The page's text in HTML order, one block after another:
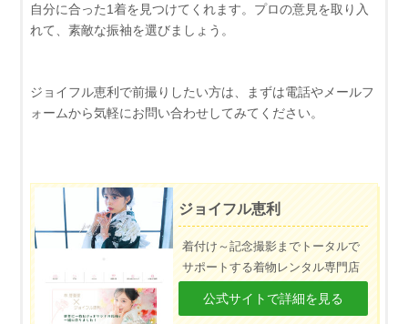
自分に合った1着を見つけてくれます。プロの意見を取り入
れて、素敵な振袖を選びましょう。
ジョイフル恵利で前撮りしたい方は、まずは電話やメールフ
ォームから気軽にお問い合わせしてみてください。
ジョイフル恵利
着付け～記念撮影までトータルで
サポートする着物レンタル専門店
公式サイトで詳細を見る